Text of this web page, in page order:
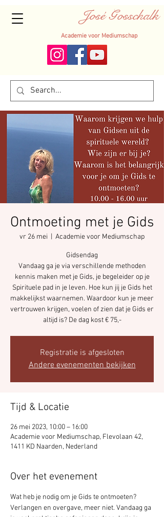
José Gosschalk
Academie voor Mediumschap
Ontmoeting met je Gids
vr 26 mei Academie voor Mediumschap
Gidsendag
Vandaag ga je via verschillende methoden
kennis maken met je Gids, je begeleider op je
Spirituele pad in je leven. Hoe kun jij je Gids het
makkelijkst waarnemen. Waardoor kun je meer
vertrouwen krijgen, voelen of zien dat je Gids er
altijd is? De dag kost € 75,-
Registratie is afgesloten
Andere evenementen bekijken
Tijd & Locatie
26 mei 2023, 10:00 – 16:00
Academie voor Mediumschap, Flevolaan 42,
1411 KD Naarden, Nederland
Over het evenement
Wat heb je nodig om je Gids te ontmoeten?
Verlangen en overgave, meer niet. Vandaag ga